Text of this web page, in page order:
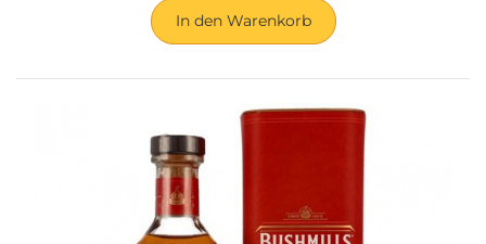
In den Warenkorb